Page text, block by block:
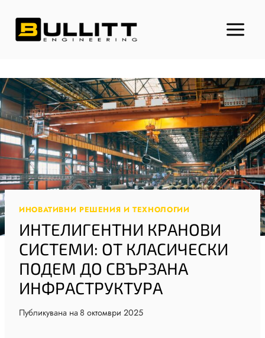
съдържанието
ИНОВАТИВНИ РЕШЕНИЯ И ТЕХНОЛОГИИ
ИНТЕЛИГЕНТНИ КРАНОВИ
СИСТЕМИ: ОТ КЛАСИЧЕСКИ
ПОДЕМ ДО СВЪРЗАНА
ИНФРАСТРУКТУРА
Публикувана на 8 октомври 2025